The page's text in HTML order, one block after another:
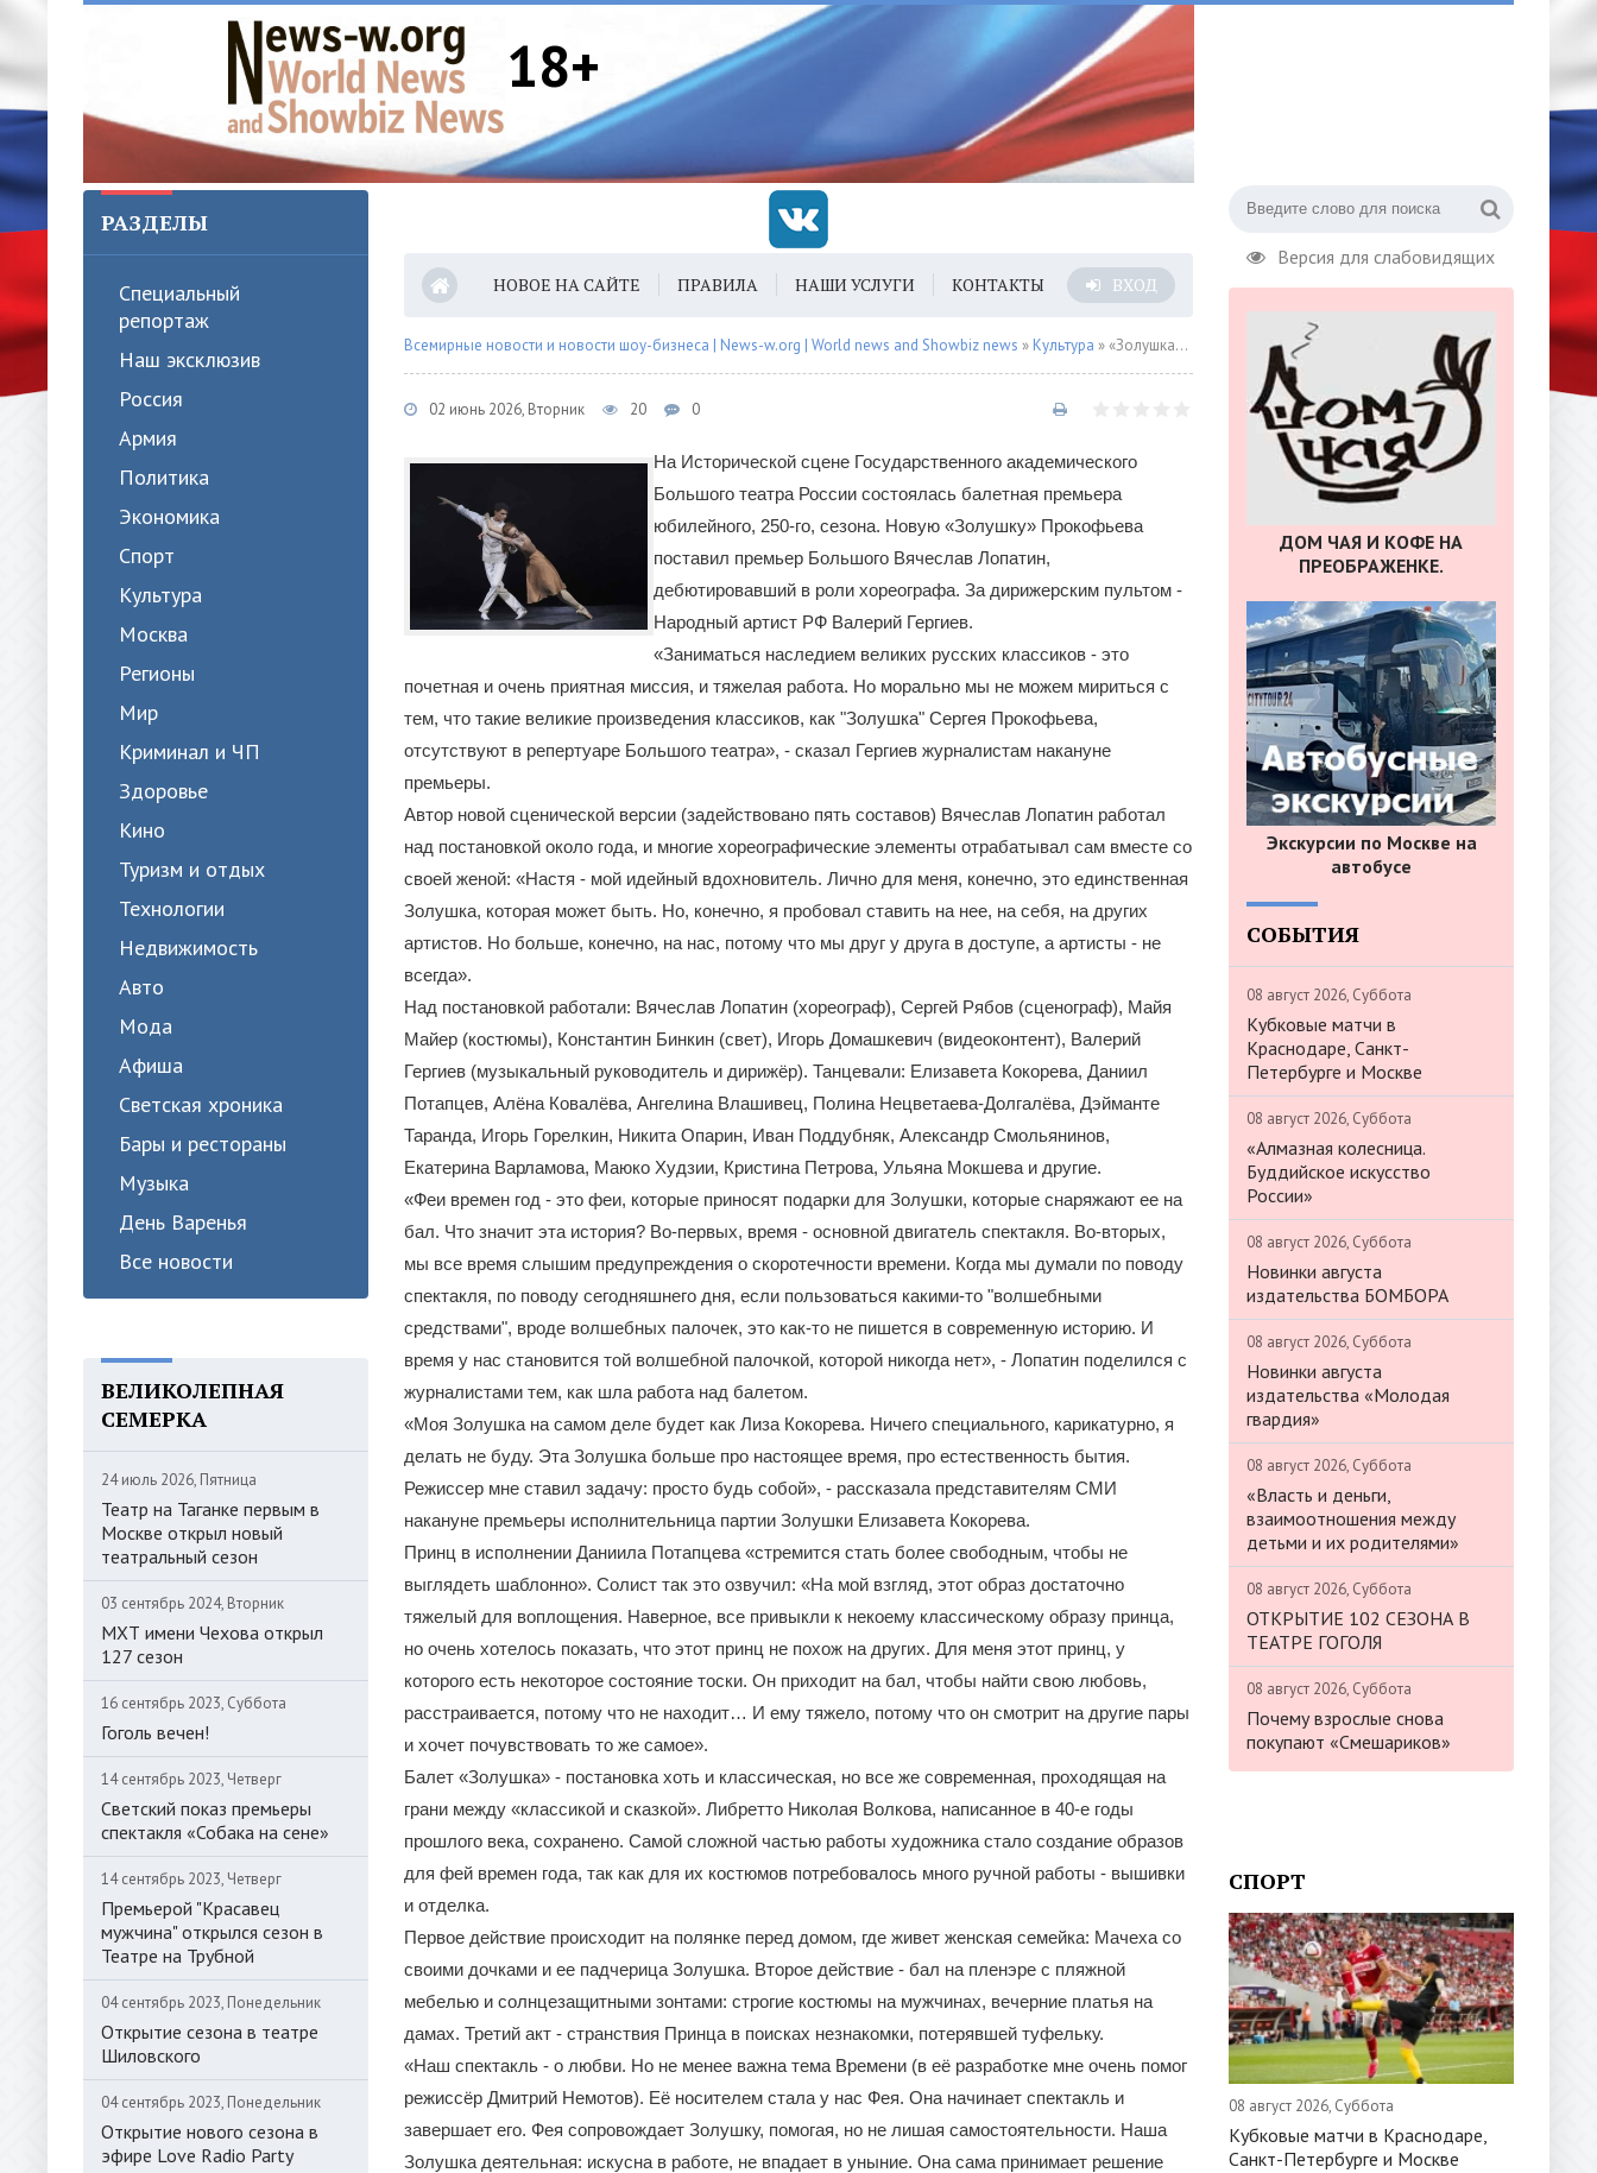
18+
Версия для слабовидящих
РАЗДЕЛЫ
Специальный
репортаж
Наш эксклюзив
Россия
Армия
Политика
Экономика
Спорт
Культура
Москва
Регионы
Мир
Криминал и ЧП
Здоровье
Кино
Туризм и отдых
Технологии
Недвижимость
Авто
Мода
Афиша
Светская хроника
Бары и рестораны
Музыка
День Варенья
Все новости
ВЕЛИКОЛЕПНАЯ
СЕМЕРКА
24 июль 2026, Пятница
Театр на Таганке первым в
Москве открыл новый
театральный сезон
03 сентябрь 2024, Вторник
МХТ имени Чехова открыл
127 сезон
16 сентябрь 2023, Суббота
Гоголь вечен!
14 сентябрь 2023, Четверг
Светский показ премьеры
спектакля «Собака на сене»
14 сентябрь 2023, Четверг
Премьерой "Красавец
мужчина" открылся сезон в
Театре на Трубной
04 сентябрь 2023, Понедельник
Открытие сезона в театре
Шиловского
04 сентябрь 2023, Понедельник
Открытие нового сезона в
эфире Love Radio Party
НОВОЕ НА САЙТЕ ПРАВИЛА НАШИ УСЛУГИ КОНТАКТЫ ВХОД
Всемирные новости и новости шоу-бизнеса | News-w.org | World news and Showbiz news » Культура » «Золушка» - балетная премьера
02 июнь 2026, Вторник 20 0
На Исторической сцене Государственного академического
Большого театра России состоялась балетная премьера
юбилейного, 250-го, сезона. Новую «Золушку» Прокофьева
поставил премьер Большого Вячеслав Лопатин,
дебютировавший в роли хореографа. За дирижерским пультом -
Народный артист РФ Валерий Гергиев.
«Заниматься наследием великих русских классиков - это
почетная и очень приятная миссия, и тяжелая работа. Но морально мы не можем мириться с
тем, что такие великие произведения классиков, как "Золушка" Сергея Прокофьева,
отсутствуют в репертуаре Большого театра», - сказал Гергиев журналистам накануне
премьеры.
Автор новой сценической версии (задействовано пять составов) Вячеслав Лопатин работал
над постановкой около года, и многие хореографические элементы отрабатывал сам вместе со
своей женой: «Настя - мой идейный вдохновитель. Лично для меня, конечно, это единственная
Золушка, которая может быть. Но, конечно, я пробовал ставить на нее, на себя, на других
артистов. Но больше, конечно, на нас, потому что мы друг у друга в доступе, а артисты - не
всегда».
Над постановкой работали: Вячеслав Лопатин (хореограф), Сергей Рябов (сценограф), Майя
Майер (костюмы), Константин Бинкин (свет), Игорь Домашкевич (видеоконтент), Валерий
Гергиев (музыкальный руководитель и дирижёр). Танцевали: Елизавета Кокорева, Даниил
Потапцев, Алёна Ковалёва, Ангелина Влашивец, Полина Нецветаева-Долгалёва, Дэйманте
Таранда, Игорь Горелкин, Никита Опарин, Иван Поддубняк, Александр Смольянинов,
Екатерина Варламова, Маюко Худзии, Кристина Петрова, Ульяна Мокшева и другие.
«Феи времен год - это феи, которые приносят подарки для Золушки, которые снаряжают ее на
бал. Что значит эта история? Во-первых, время - основной двигатель спектакля. Во-вторых,
мы все время слышим предупреждения о скоротечности времени. Когда мы думали по поводу
спектакля, по поводу сегодняшнего дня, если пользоваться какими-то "волшебными
средствами", вроде волшебных палочек, это как-то не пишется в современную историю. И
время у нас становится той волшебной палочкой, которой никогда нет», - Лопатин поделился с
журналистами тем, как шла работа над балетом.
«Моя Золушка на самом деле будет как Лиза Кокорева. Ничего специального, карикатурно, я
делать не буду. Эта Золушка больше про настоящее время, про естественность бытия.
Режиссер мне ставил задачу: просто будь собой», - рассказала представителям СМИ
накануне премьеры исполнительница партии Золушки Елизавета Кокорева.
Принц в исполнении Даниила Потапцева «стремится стать более свободным, чтобы не
выглядеть шаблонно». Солист так это озвучил: «На мой взгляд, этот образ достаточно
тяжелый для воплощения. Наверное, все привыкли к некоему классическому образу принца,
но очень хотелось показать, что этот принц не похож на других. Для меня этот принц, у
которого есть некоторое состояние тоски. Он приходит на бал, чтобы найти свою любовь,
расстраивается, потому что не находит… И ему тяжело, потому что он смотрит на другие пары
и хочет почувствовать то же самое».
Балет «Золушка» - постановка хоть и классическая, но все же современная, проходящая на
грани между «классикой и сказкой». Либретто Николая Волкова, написанное в 40-е годы
прошлого века, сохранено. Самой сложной частью работы художника стало создание образов
для фей времен года, так как для их костюмов потребовалось много ручной работы - вышивки
и отделка.
Первое действие происходит на полянке перед домом, где живет женская семейка: Мачеха со
своими дочками и ее падчерица Золушка. Второе действие - бал на пленэре с пляжной
мебелью и солнцезащитными зонтами: строгие костюмы на мужчинах, вечерние платья на
дамах. Третий акт - странствия Принца в поисках незнакомки, потерявшей туфельку.
«Наш спектакль - о любви. Но не менее важна тема Времени (в её разработке мне очень помог
режиссёр Дмитрий Немотов). Её носителем стала у нас Фея. Она начинает спектакль и
завершает его. Фея сопровождает Золушку, помогая, но не лишая самостоятельности. Наша
Золушка деятельная: искусна в работе, не впадает в уныние. Она сама принимает решение
ДОМ ЧАЯ И КОФЕ НА
ПРЕОБРАЖЕНКЕ.
Экскурсии по Москве на
автобусе
СОБЫТИЯ
08 август 2026, Суббота
Кубковые матчи в
Краснодаре, Санкт-
Петербурге и Москве
08 август 2026, Суббота
«Алмазная колесница.
Буддийское искусство
России»
08 август 2026, Суббота
Новинки августа
издательства БОМБОРА
08 август 2026, Суббота
Новинки августа
издательства «Молодая
гвардия»
08 август 2026, Суббота
«Власть и деньги,
взаимоотношения между
детьми и их родителями»
08 август 2026, Суббота
ОТКРЫТИЕ 102 СЕЗОНА В
ТЕАТРЕ ГОГОЛЯ
08 август 2026, Суббота
Почему взрослые снова
покупают «Смешариков»
СПОРТ
08 август 2026, Суббота
Кубковые матчи в Краснодаре,
Санкт-Петербурге и Москве